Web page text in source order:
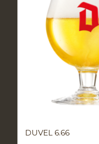
DUVEL 6.66